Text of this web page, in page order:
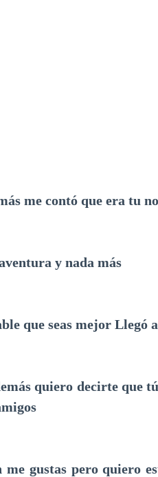
me contó que era tu
y nada más
que seas mejor Llegó
quiero decirte que
gustas pero quiero